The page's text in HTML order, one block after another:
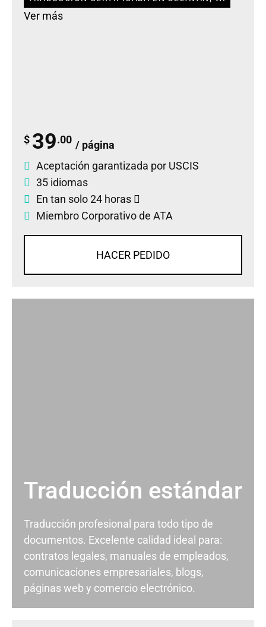
Ver más
$ 39.00 / página
Aceptación garantizada por USCIS
35 idiomas
En tan solo 24 horas
Miembro Corporativo de ATA
HACER PEDIDO
Traducción estándar
Traducción profesional para todo tipo de
documentos. Excelente calidad ideal para:
contratos legales, manuales de empleados,
comunicaciones empresariales, blogs,
páginas web y comercio electrónico.